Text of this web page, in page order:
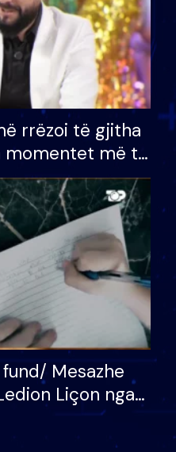
rrëzoi të gjitha
momentet më të
BB VIP: Do më
kur…
Mesazhe
Liçon nga
moderatori
Nuk meritoj…